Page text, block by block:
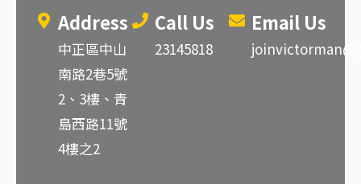
Address
中正區中山
南路2巷5號
2、3樓、青
島西路11號
4樓之2
Call Us
23145818
Email Us